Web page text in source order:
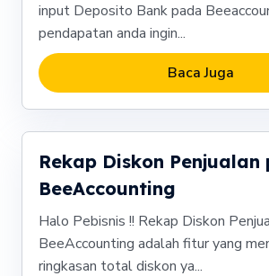
input Deposito Bank pada
pendapatan anda ingin...
Baca Juga
Rekap Diskon
BeeAccounting
Halo Pebisnis !! Rekap Diskon
BeeAccounting adalah fitur yang
ringkasan total diskon ya...